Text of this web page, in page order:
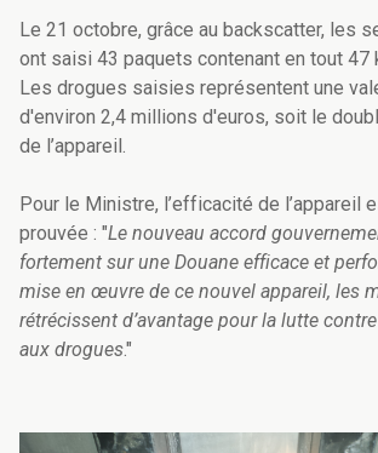
Le 21 octobre, grâce au backscatter, les
ont saisi 43 paquets contenant en tout 47
Les drogues saisies représentent une
d'environ 2,4 millions d'euros, soit le
de l’appareil.
Pour le Ministre, l’efficacité de l’appareil
prouvée : "Le nouveau accord
fortement sur une Douane efficace et
mise en œuvre de ce nouvel appareil, les
rétrécissent d’avantage pour la lutte
aux drogues."